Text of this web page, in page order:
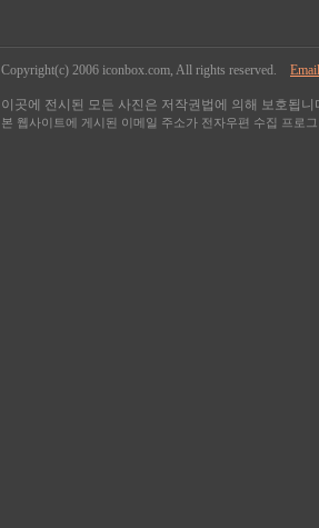
Copyright(c) 2006 iconbox.com, All rights reserved.
이곳에 전시된 모든 사진은 저작권법에 의해 보호됩
본 웹사이트에 게시된 이메일 주소가 전자우편 수집 프로